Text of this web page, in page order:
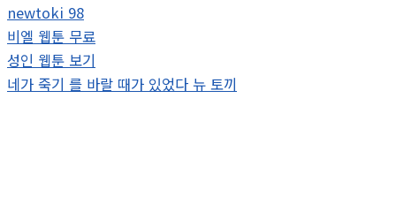
newtoki 98
비엘 웹툰 무료
성인 웹툰 보기
네가 죽기 를 바랄 때가 있었다 뉴 토끼